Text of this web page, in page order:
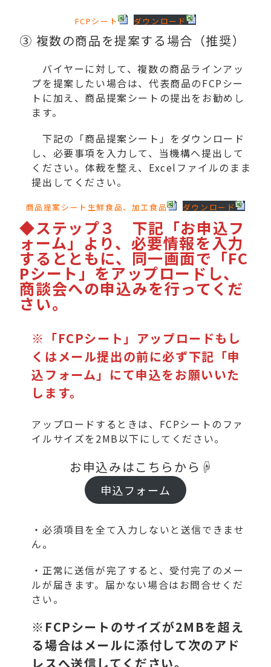
FCPシート ダウンロード
③ 複数の商品を提案する場合（推奨）
バイヤーに対して、複数の商品ラインアッ
プを提案したい場合は、代表商品のFCPシー
トに加え、商品提案シートの提出をお勧めし
ます。
下記の「商品提案シート」をダウンロード
し、必要事項を入力して、当機構へ提出して
ください。体裁を整え、Excelファイルのまま
提出してください。
商品提案シート生鮮食品、加工食品 ダウンロード
◆ステップ３ 下記「お申込フ
ォーム」より、必要情報を入力
するとともに、同一画面で「FC
Pシート」をアップロードし、
商談会への申込みを行ってくだ
さい。
※「FCPシート」アップロードもし
くはメール提出の前に必ず下記「申
込フォーム」にて申込をお願いいた
します。
アップロードするときは、FCPシートのファ
イルサイズを2MB以下にしてください。
お申込みはこちらから☟
申込フォーム
・必須項目を全て入力しないと送信できませ
ん。
・正常に送信が完了すると、受付完了のメー
ルが届きます。届かない場合はお問合せくだ
さい。
※ FCPシートのサイズが2MBを超え
る場合はメールに添付して次のアド
レスへ送信してください。